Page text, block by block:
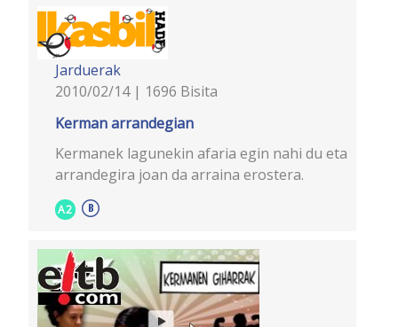
Jarduerak
2010/02/14 | 1696 Bisita
Kerman arrandegian
Kermanek lagunekin afaria egin nahi du eta
arrandegira joan da arraina erostera.
A2